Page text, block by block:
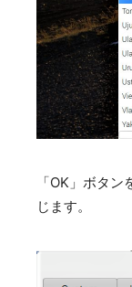
「OK」ボタ
じます。